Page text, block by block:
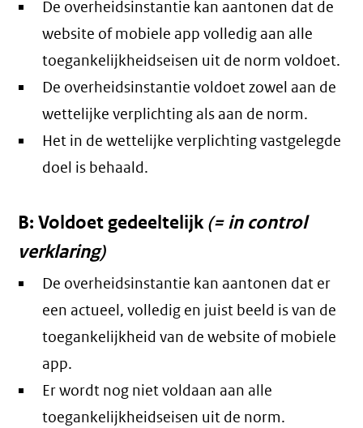
De overheidsinstantie kan aantonen dat de
website of mobiele app volledig aan alle
toegankelijkheidseisen uit de norm voldoet.
De overheidsinstantie voldoet zowel aan de
wettelijke verplichting als aan de norm.
Het in de wettelijke verplichting vastgelegde
doel is behaald.
B: Voldoet gedeeltelijk(= in control
verklaring)
De overheidsinstantie kan aantonen dat er
een actueel, volledig en juist beeld is van de
toegankelijkheid van de website of mobiele
app.
Er wordt nog niet voldaan aan alle
toegankelijkheidseisen uit de norm.